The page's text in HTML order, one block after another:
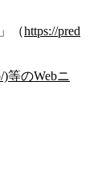
（https://pred
)等のWebニ